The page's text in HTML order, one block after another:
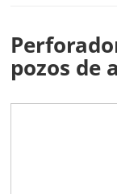
pozos de